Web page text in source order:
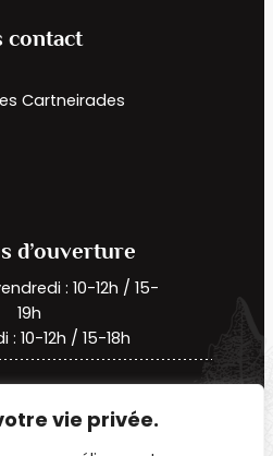
vie privée.
contact
Cartneirades
d’ouverture
: 10-12h / 15-
19h
: 10-12h / 15-18h
et
de Google